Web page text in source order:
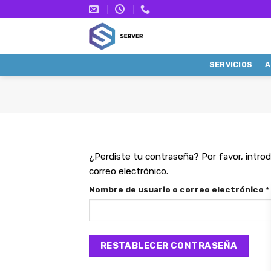
al
SERVICIOS
¿Perdiste tu contraseña? Por favor,
correo electrónico.
Nombre de usuario o correo electrónico *
RESTABLECER CONTRASEÑA